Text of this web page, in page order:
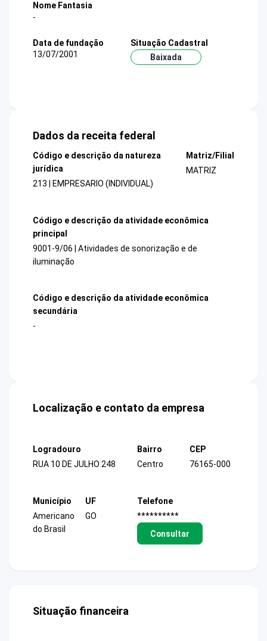
Nome Fantasia
-
Data de fundação
13/07/2001
Situação Cadastral
Baixada
Dados da receita federal
Código e descrição da natureza
jurídica
213 | EMPRESARIO (INDIVIDUAL)
Matriz/Filial
MATRIZ
Código e descrição da atividade econômica
principal
9001-9/06 | Atividades de sonorização e de
iluminação
Código e descrição da atividade econômica
secundária
-
Localização e contato da empresa
Logradouro
RUA 10 DE JULHO 248
Bairro
Centro
CEP
76165-000
Município
Americano
do Brasil
UF
GO
Telefone
**********
Consultar
Situação financeira